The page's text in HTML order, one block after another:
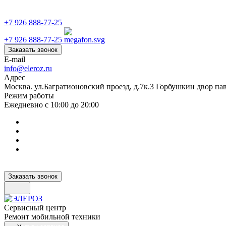
+7 926 888-77-25
+7 926 888-77-25
Заказать звонок
E-mail
info@eleroz.ru
Адрес
Москва. ул.Багратионовский проезд, д.7к.3 Горбушкин двор
Режим работы
Ежедневно с 10:00 до 20:00
Заказать звонок
Сервисный центр
Ремонт мобильной техники